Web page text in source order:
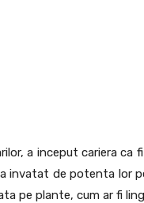
a inceput cariera
invatat de potenta lor
pe plante, cum ar fi